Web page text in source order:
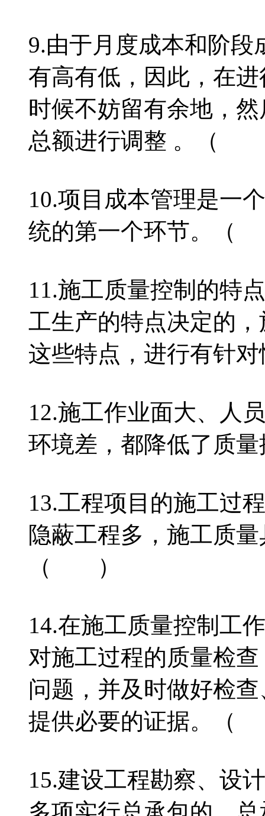
9.由于月度成本和阶
有高有低，因此，在
时候不妨留有余地，
总额进行调整 。（
10.项目成本管理是一
统的第一个环节。
11.施工质量控制的特
工生产的特点决定的
这些特点，进行有
12.施工作业面大、人
环境差，都降低了
13.工程项目的施工过
隐蔽工程多，施工质
（ ）
14.在施工质量控制工
对施工过程的质量检
问题，并及时做好检
提供必要的证据。
15.建设工程勘察、设